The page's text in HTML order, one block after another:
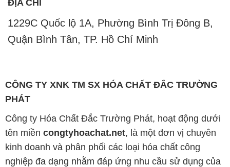
CÔNG TY XNK TM SX HÓA CHẤT ĐẮC TRƯỜNG
PHÁT
kinh doanh và phân phối các loại hóa chất công
nghiệp đa dạng nhằm đáp ứng nhu cầu sử dụng của
khách hàng một cách tốt nhất.
Chúng tôi cam kết đem đến sự hài lòng và đáp ứng
mọi nhu cầu của khách hàng với tiêu chí hàng đầu.
Với tầm nhìn đó, chúng tôi không chỉ cung cấp các